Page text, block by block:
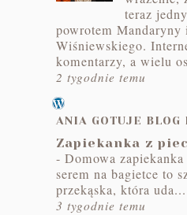
teraz
powrotem Mandaryny
Wiśniewskiego.
komentarzy, a wielu
2 tygodnie temu
ANIA GOTUJE BLOG
Zapiekanka z
- Domowa
serem na bagietce to
przekąska, która uda...
3 tygodnie temu